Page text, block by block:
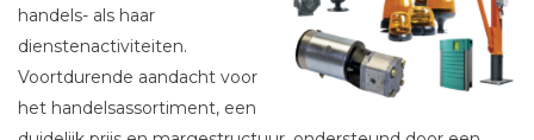
handels- als haar
dienstenactiviteiten.
Voortdurende aandacht voor
het handelsassortiment, een